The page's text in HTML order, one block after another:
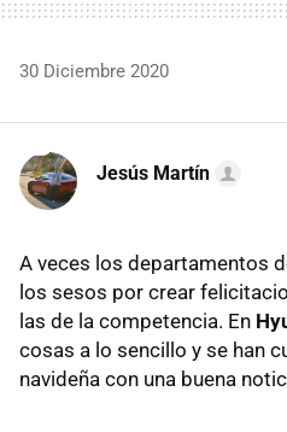
30 Diciembre 2020
Jesús Martín
A veces los departamentos
los sesos por crear
las de la competencia. En
cosas a lo sencillo y se han
navideña con una buena